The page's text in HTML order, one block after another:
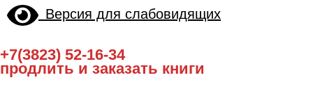
Версия для слабовидящих
+7(3823) 52-16-34
продлить и заказать книги